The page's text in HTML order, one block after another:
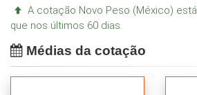
A cotação Novo Peso (México) está
que nos últimos 60 dias.
Médias da cotação